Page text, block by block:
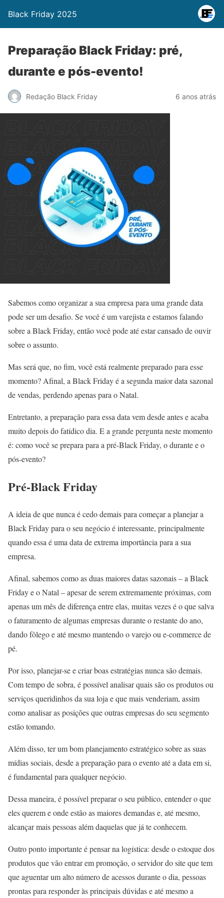
Black Friday 2025
Preparação Black Friday: pré,
durante e pós-evento!
Redação Black Friday 6 anos atrás
Sabemos como organizar a sua empresa para uma grande data
pode ser um desafio. Se você é um varejista e estamos falando
sobre a Black Friday, então você pode até estar cansado de ouvir
sobre o assunto.
Mas será que, no fim, você está realmente preparado para esse
momento? Afinal, a Black Friday é a segunda maior data sazonal
de vendas, perdendo apenas para o Natal.
Entretanto, a preparação para essa data vem desde antes e acaba
muito depois do fatídico dia. E a grande pergunta neste momento
é: como você se prepara para a pré-Black Friday, o durante e o
pós-evento?
Pré-Black Friday
A ideia de que nunca é cedo demais para começar a planejar a
Black Friday para o seu negócio é interessante, principalmente
quando essa é uma data de extrema importância para a sua
empresa.
Afinal, sabemos como as duas maiores datas sazonais – a Black
Friday e o Natal – apesar de serem extremamente próximas, com
apenas um mês de diferença entre elas, muitas vezes é o que salva
o faturamento de algumas empresas durante o restante do ano,
dando fôlego e até mesmo mantendo o varejo ou e-commerce de
pé.
Por isso, planejar-se e criar boas estratégias nunca são demais.
Com tempo de sobra, é possível analisar quais são os produtos ou
serviços queridinhos da sua loja e que mais venderiam, assim
como analisar as posições que outras empresas do seu segmento
estão tomando.
Além disso, ter um bom planejamento estratégico sobre as suas
mídias sociais, desde a preparação para o evento até a data em si,
é fundamental para qualquer negócio.
Dessa maneira, é possível preparar o seu público, entender o que
eles querem e onde estão as maiores demandas e, até mesmo,
alcançar mais pessoas além daquelas que já te conhecem.
Outro ponto importante é pensar na logística: desde o estoque dos
produtos que vão entrar em promoção, o servidor do site que tem
que aguentar um alto número de acessos durante o dia, pessoas
prontas para responder às principais dúvidas e até mesmo a